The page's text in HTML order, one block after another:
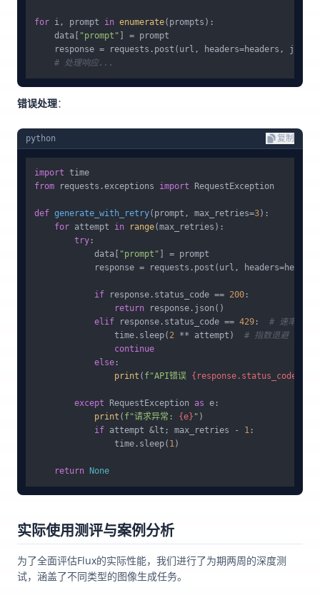
for i, prompt in enumerate(prompts):
    data[
"prompt" ] = prompt
response = requests.post(url, headers=headers,
# 处理响应...
错误处理：
python 复制
import
from requests.exceptions import RequestException
def generate_with_retry( prompt, max_retries=3):
for attempt in range(max_retries):
try :
            data[
"prompt" ] = prompt
response = requests.post(url,
if response.status_code == 200 :
return response.json()
elif response.status_code == 429 : # 速率限制
                time.sleep(
2 ** attempt) # 指数退避
continue
else :
print ( f"API错误 {response.status_code}
except RequestException as e:
print ( f"请求异常: {e} " )
if attempt &lt; max_retries - 1 :
                time.sleep(
1 )
return None
实际使用测评与案例分析
为了全面评估Flux的实际性能，我们进行了为期两周的深度测
试，涵盖了不同类型的图像生成任务。